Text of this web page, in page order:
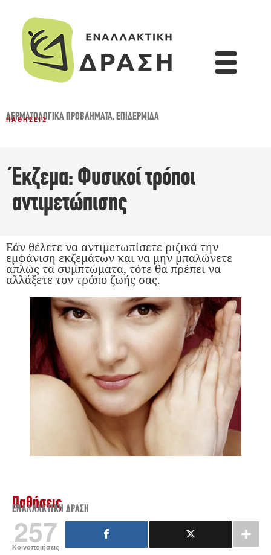
ΔΕΡΜΑΤΟΛΟΓΙΚΆ ΠΡΟΒΛΉΜΑΤΑ,ΕΠΙΔΕΡΜΊΔΑ
ΠΑΘΉΣΕΙΣ
Έκζεμα: Φυσικοί τρόποι
αντιμετώπισης
Εάν θέλετε να αντιμετωπίσετε ριζικά την
εμφάνιση εκζεμάτων και να μην μπαλώνετε
απλώς τα συμπτώματα, τότε θα πρέπει να
αλλάξετε τον τρόπο ζωής σας.
Παθήσεις
ΕΝΑΛΛΑΚΤΙΚΉ ΔΡΆΣΗ
257
Κοινοποιήσεις